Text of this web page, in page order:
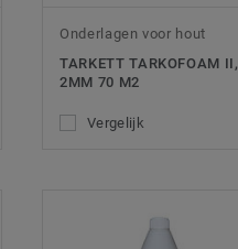
Onderlagen voor hout
TARKETT TARKOFOAM II,
2MM 70 M2
Vergelijk